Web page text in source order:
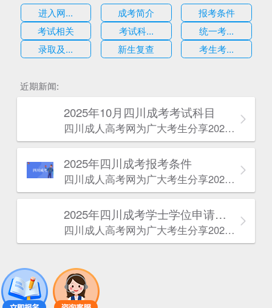
进入网...
成考简介
报考条件
考试相关
考试科...
统一考...
录取及...
新生复查 考生考...
近期新闻:
2025年10月四川成考考试科目
四川成人高考网​为广大考生分享2025年10月四川成考考试科目。为广大在职人员和社会人士提供学历提升的机会。更多四川成考考试信息，欢迎在线访问四川成人高考网。
2025年‌‌‌‌四川成考报考条件
四川成人高考网​为广大考生分享2025年‌‌‌‌四川成考报考条件。为广大在职人员和社会人士提供学历提升的机会。更多四川成考考试信息，欢迎在线访问四川成人高考网。
2025年‌‌‌‌四川成考学士学位申请条件
四川成人高考网​为广大考生分享2025年‌‌‌‌四川成考学士学位申请条件。为广大在职人员和社会人士提供学历提升的机会。更多四川成考考试信息，欢迎在线访问四川成人高考网。